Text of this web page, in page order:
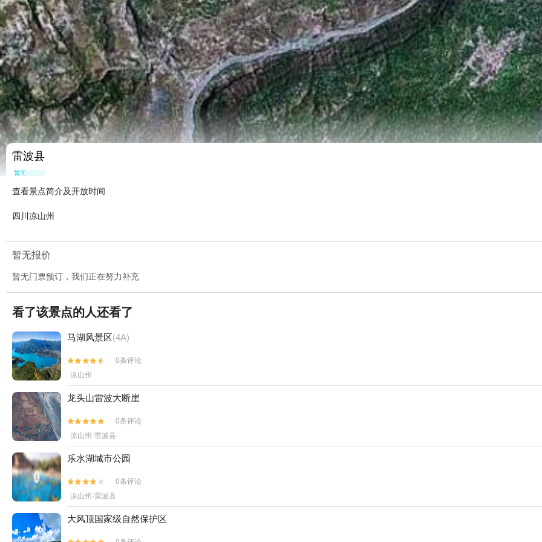
雷波县
暂无点评
查看景点简介及开放时间
四川凉山州
暂无报价
暂无门票预订，我们正在努力补充
看了该景点的人还看了
马湖风景区(4A)


0条评论
凉山州
龙头山雷波大断崖


0条评论
凉山州·雷波县
乐水湖城市公园


0条评论
凉山州·雷波县
大风顶国家级自然保护区